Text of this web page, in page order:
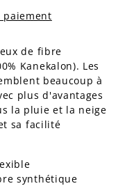
paiement
de fibre
Kanekalon). Les
beaucoup à
plus d'avantages
la pluie et la neige
sa facilité
synthétique